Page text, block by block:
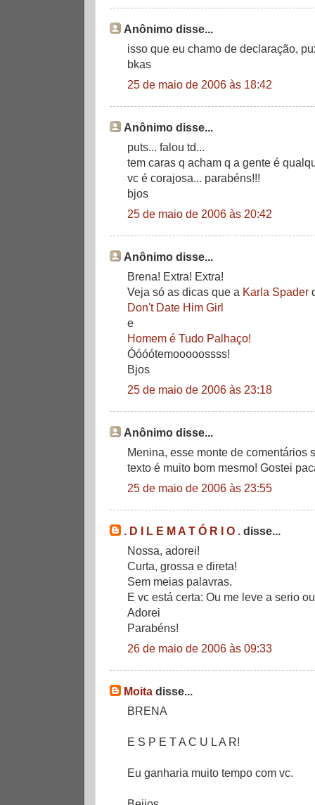
Anônimo disse...
isso que eu chamo de declaração,
bkas
25 de maio de 2006 às 18:42
Anônimo disse...
puts... falou td...
tem caras q acham q a gente é
vc é corajosa... parabéns!!!
bjos
25 de maio de 2006 às 20:42
Anônimo disse...
Brena! Extra! Extra!
Veja só as dicas que a Karla Spader
Don't Date Him Girl
e
Homem é Tudo Palhaço!
Óóóótemooooossss!
Bjos
25 de maio de 2006 às 23:18
Anônimo disse...
Menina, esse monte de comentários
texto é muito bom mesmo! Gostei
25 de maio de 2006 às 23:55
. D I L E M A T Ó R I O . disse...
Nossa, adorei!
Curta, grossa e direta!
Sem meias palavras.
E vc está certa: Ou me leve a serio
Adorei
Parabéns!
26 de maio de 2006 às 09:33
Moita disse...
BRENA
E S P E T A C U L A R!
Eu ganharia muito tempo com vc.